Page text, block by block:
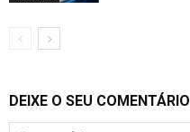
DEIXE O SEU COMENTÁRIO